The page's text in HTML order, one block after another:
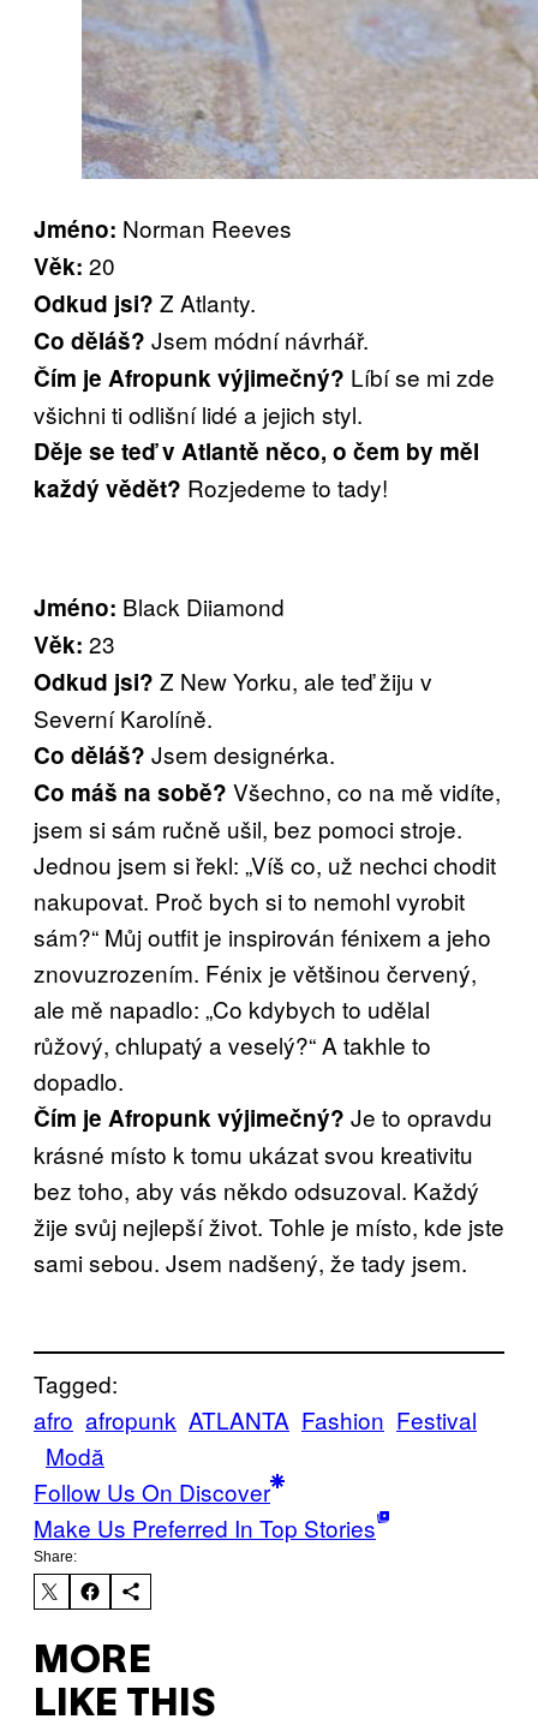
Jméno: Norman Reeves
Věk: 20
Odkud jsi? Z Atlanty.
Co děláš? Jsem módní návrhář.
Čím je Afropunk výjimečný? Líbí se mi zde
všichni ti odlišní lidé a jejich styl.
Děje se teď v Atlantě něco, o čem by měl
každý vědět? Rozjedeme to tady!
Jméno: Black Diiamond
Věk: 23
Odkud jsi? Z New Yorku, ale teď žiju v
Severní Karolíně.
Co děláš? Jsem designérka.
Co máš na sobě? Všechno, co na mě vidíte,
jsem si sám ručně ušil, bez pomoci stroje.
Jednou jsem si řekl: „Víš co, už nechci chodit
nakupovat. Proč bych si to nemohl vyrobit
sám?“ Můj outfit je inspirován fénixem a jeho
znovuzrozením. Fénix je většinou červený,
ale mě napadlo: „Co kdybych to udělal
růžový, chlupatý a veselý?“ A takhle to
dopadlo.
Čím je Afropunk výjimečný? Je to opravdu
krásné místo k tomu ukázat svou kreativitu
bez toho, aby vás někdo odsuzoval. Každý
žije svůj nejlepší život. Tohle je místo, kde jste
sami sebou. Jsem nadšený, že tady jsem.
Tagged:
afro afropunk ATLANTA Fashion Festival
Μodă
Follow Us On Discover
Make Us Preferred In Top Stories
Share:
MORE
LIKE THIS